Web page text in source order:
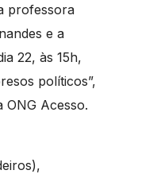
professora
e a
22, às 15h,
políticos”,
ONG Acesso.